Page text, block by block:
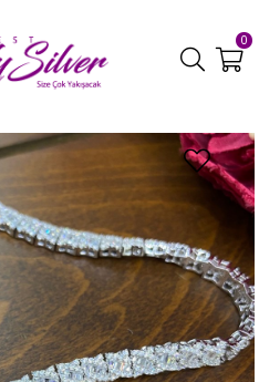
0
Taşlı Su Yolu Bileklik